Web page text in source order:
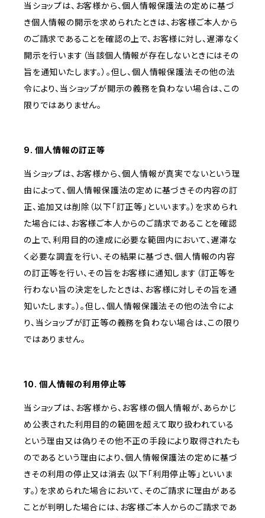
当ショップは、お客様から、個人情報保護法の定めに基づ
き個人情報の開示を求められたときは、お客様ご本人から
のご請求であることを確認の上で、お客様に対し、遅滞なく
開示を行います（当該個人情報が存在しないときにはその
旨を通知いたします。）。但し、個人情報保護法その他の法
令により、当ショップが開示の義務を負わない場合は、この
限りではありません。
9. 個人情報の訂正等
当ショップは、お客様から、個人情報が真実でないという理
由によって、個人情報保護法の定めに基づきその内容の訂
正、追加又は削除（以下「訂正等」といいます。）を求められ
た場合には、お客様ご本人からのご請求であることを確認
の上で、利用目的の達成に必要な範囲内において、遅滞な
く必要な調査を行い、その結果に基づき、個人情報の内容
の訂正等を行い、その旨をお客様に通知します（訂正等を
行わない旨の決定をしたときは、お客様に対しその旨を通
知いたします。）。但し、個人情報保護法その他の法令によ
り、当ショップが訂正等の義務を負わない場合は、この限り
ではありません。
10. 個人情報の利用停止等
当ショップは、お客様から、お客様の個人情報が、あらかじ
め公表された利用目的の範囲を超えて取り扱われている
という理由又は偽りその他不正の手段により取得されたも
のであるという理由により、個人情報保護法の定めに基づ
きその利用の停止又は消去（以下「利用停止等」といいま
す。）を求められた場合において、そのご請求に理由がある
ことが判明した場合には、お客様ご本人からのご請求であ